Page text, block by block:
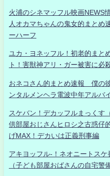
火浦のシネマッフル映画NEWS
人オカマちゃんの鬼女的まとめ
ーハーフ
ユカ・ヨネッフル！初老的まと
ト！害獣神アリ・ガー被害に必
おネコさん的まとめ速報 僕の
ンタルメンヘラ電波中年アルバ
スケバン！デカッフルまっくす
供部屋おじさんヒロシ之古惑仔
げMAX！デカいは正義刑事編
アキヨッフル-！ネオニートスケ
（子ども部屋おばさんの自宅警